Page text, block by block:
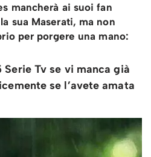
mancherà ai suoi fan
sua Maserati, ma non
per porgere una mano:
Tv se vi manca già
se l’avete amata